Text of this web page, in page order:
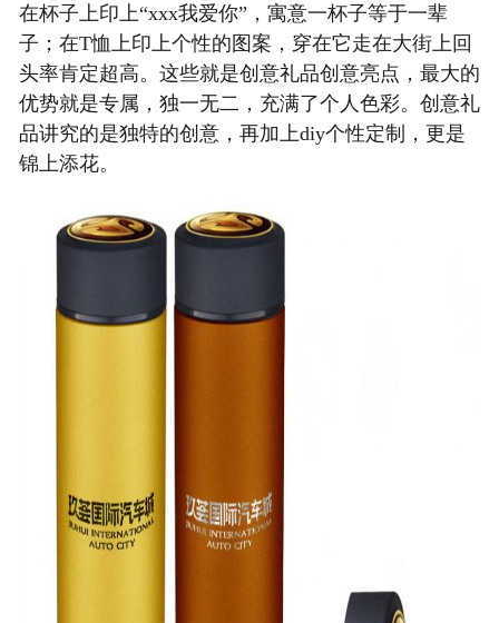
在杯子上印上“xxx我爱你”，寓意一杯子等于一辈
子；在T恤上印上个性的图案，穿在它走在大街上回
头率肯定超高。这些就是创意礼品创意亮点，最大的
优势就是专属，独一无二， 充满了个人色彩。 创意礼
品讲究的是独特的创意，再加上diy个性定制，更是
锦上添花。